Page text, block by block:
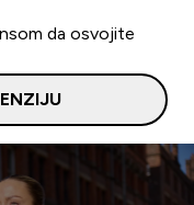
da osvojite